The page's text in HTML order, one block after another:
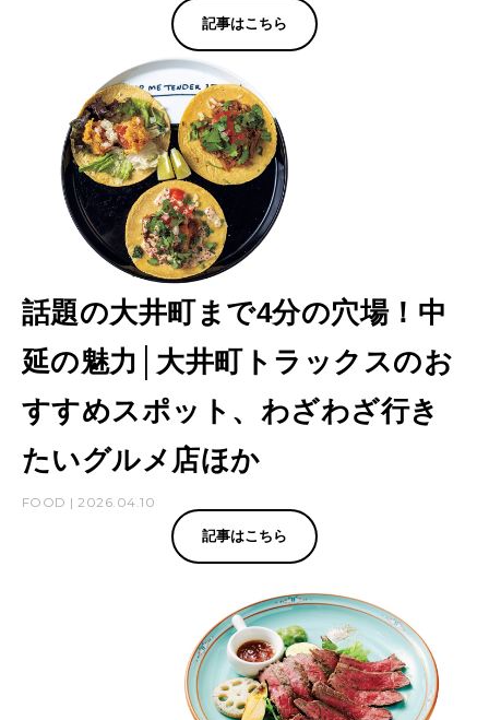
記事はこちら
話題の大井町まで4分の穴場！中
延の魅力│大井町トラックスのお
すすめスポット、わざわざ行き
たいグルメ店ほか
FOOD | 2026.04.10
記事はこちら